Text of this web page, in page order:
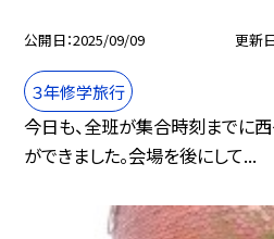
公開日 2025/09/09 更新
３年修学旅行
今日も、全班が集合時刻までに
ができました。会場を後にして...